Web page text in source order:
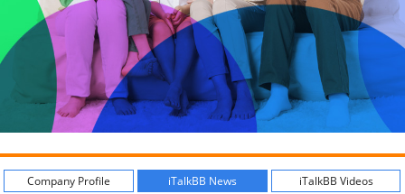
Company Profile iTalkBB News iTalkBB Videos